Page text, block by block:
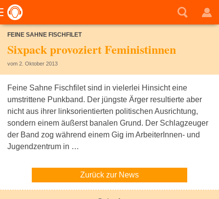
FEINE SAHNE FISCHFILET
Sixpack provoziert Feministinnen
vom 2. Oktober 2013
Feine Sahne Fischfilet sind in vielerlei Hinsicht eine
umstrittene Punkband. Der jüngste Ärger resultierte aber
nicht aus ihrer linksorientierten politischen Ausrichtung,
sondern einem äußerst banalen Grund. Der Schlagzeuger
der Band zog während einem Gig im ArbeiterInnen- und
Jugendzentrum in …
Zurück zur News